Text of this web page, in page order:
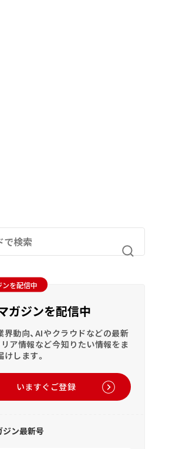
ンを配信中
ガジンを配信中
界動向、AIやクラウドなどの最新
リア情報など今知りたい情報をま
します。
いますぐご登録
ジン最新号